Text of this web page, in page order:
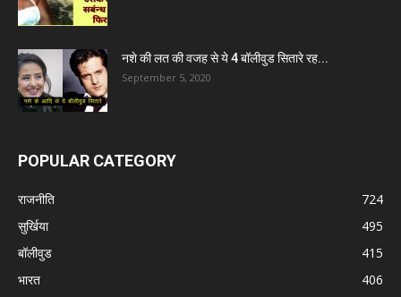
नशे की लत की वजह से ये 4 बॉलीवुड सितारे रह...
September 5, 2020
POPULAR CATEGORY
राजनीति
724
सुर्खिया
495
बॉलीवुड
415
भारत
406